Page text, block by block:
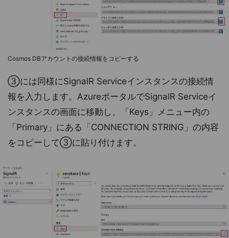
Cosmos DBアカウントの接続情報をコピーする
③には同様にSignalR Serviceインスタンスの接続情
報を入力します。AzureポータルでSignalR Serviceイ
ンスタンスの画面に移動し、「Keys」メニュー内の
「Primary」にある「CONNECTION STRING」の内容
をコピーして③に貼り付けます。